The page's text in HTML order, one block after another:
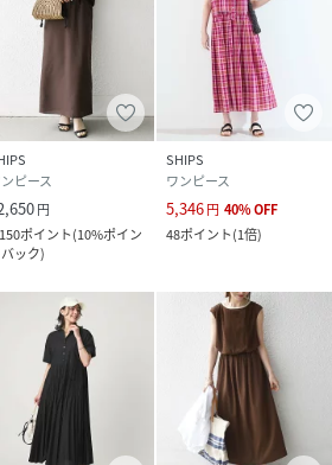
サイトでの取り扱いとなります。
全国のSHIPSOUTLET各店までお願
へのお取り寄せ対応は致しかねますの
いいたします。
」のフィルター
らビジネスまでのアイテムをリーズ
したオリジナルレーベルです。
ッズをラインナップし、OUTLET各
に展開。
寄り添い、自分らしさを表現できる
します。
イズ：ONESIZE
イズ：ONESIZE
ピース
円
ポイント(10%ポイン
バック)
SHIPS
ワンピース
5,346円 40%OFF
48ポイント(1倍)